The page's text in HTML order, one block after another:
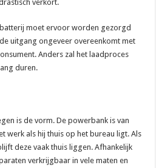
verkort.
moet ervoor worden gezorgd
uitgang ongeveer overeenkomt met
Anders zal het laadproces
duren.
is de vorm. De powerbank is van
werk als hij thuis op het bureau ligt. Als
deze vaak thuis liggen. Afhankelijk
verkrijgbaar in vele maten en